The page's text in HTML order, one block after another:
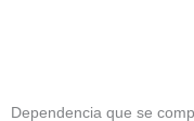
Dependencia que se